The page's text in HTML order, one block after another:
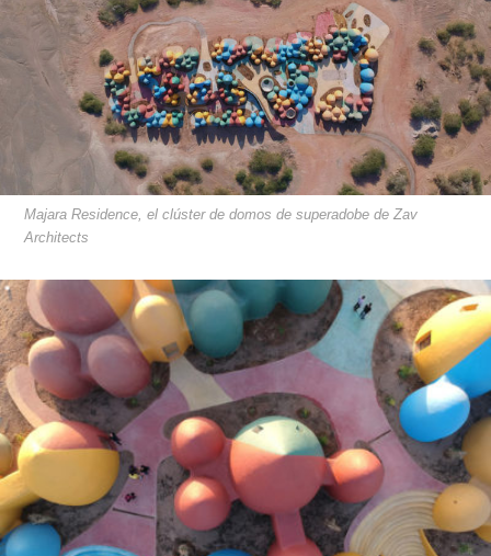
Majara Residence, el clúster de domos de superadobe de Zav
Architects